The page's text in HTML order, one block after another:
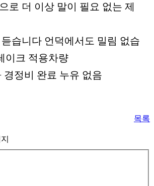
로 더 이상 말이 필요 없는 제
습니다 언덕에서도 밀림 없습
이크 적용차량
경정비 완료 누유 없음
목록